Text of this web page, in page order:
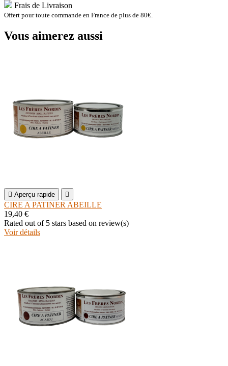
Frais de Livraison
Offert pour toute commande en France de plus de 80€.
Vous aimerez aussi
 Aperçu rapide 
CIRE A PATINER ABEILLE
19,40 €
Rated out of 5 stars based on review(s)
Voir détails